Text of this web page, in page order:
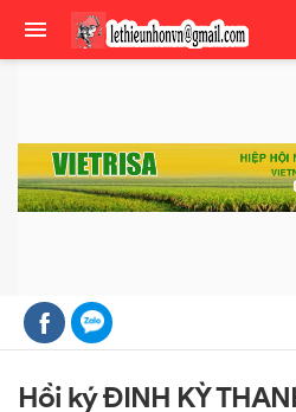
Hồi ký ĐINH KỲ